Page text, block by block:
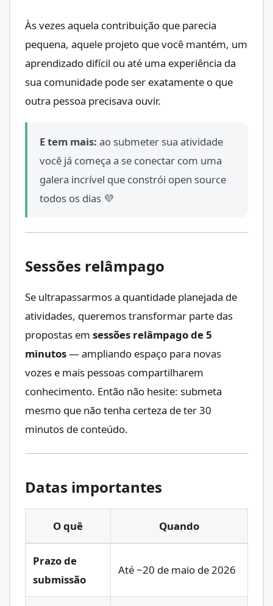
Às vezes aquela contribuição que parecia
pequena, aquele projeto que você mantém, um
aprendizado difícil ou até uma experiência da
sua comunidade pode ser exatamente o que
outra pessoa precisava ouvir.
E tem mais: ao submeter sua atividade
você já começa a se conectar com uma
galera incrível que constrói open source
todos os dias 💜
Sessões relâmpago
Se ultrapassarmos a quantidade planejada de
atividades, queremos transformar parte das
propostas em sessões relâmpago de 5
minutos— ampliando espaço para novas
vozes e mais pessoas compartilharem
conhecimento. Então não hesite: submeta
mesmo que não tenha certeza de ter 30
minutos de conteúdo.
Datas importantes
O quê Quando
Prazo de
submissão
Até ~20 de maio de 2026